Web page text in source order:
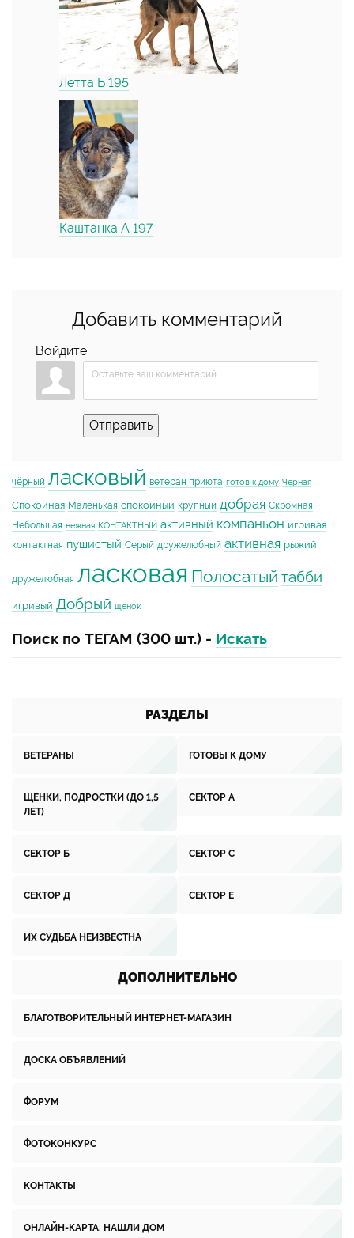
Летта Б 195
Каштанка А 197
Добавить комментарий
Войдите:
Отправить
чёрный ласковый ветеран приюта готов к дому Черная
Спокойная Маленькая спокойный крупный добрая Скромная
Небольшая нежная КОНТАКТНЫЙ активный компаньон игривая
контактная пушистый Серый дружелюбный активная рыжий
дружелюбная ласковая Полосатый табби
игривый Добрый щенок
Поиск по ТЕГАМ (300 шт.) - Искать
РАЗДЕЛЫ
ВЕТЕРАНЫ ГОТОВЫ К ДОМУ
ЩЕНКИ, ПОДРОСТКИ (ДО 1,5
ЛЕТ)
СЕКТОР А
СЕКТОР Б СЕКТОР С
СЕКТОР Д СЕКТОР Е
ИХ СУДЬБА НЕИЗВЕСТНА
ДОПОЛНИТЕЛЬНО
БЛАГОТВОРИТЕЛЬНЫЙ ИНТЕРНЕТ-МАГАЗИН
ДОСКА ОБЪЯВЛЕНИЙ
ФОРУМ
ФОТОКОНКУРС
КОНТАКТЫ
ОНЛАЙН-КАРТА. НАШЛИ ДОМ